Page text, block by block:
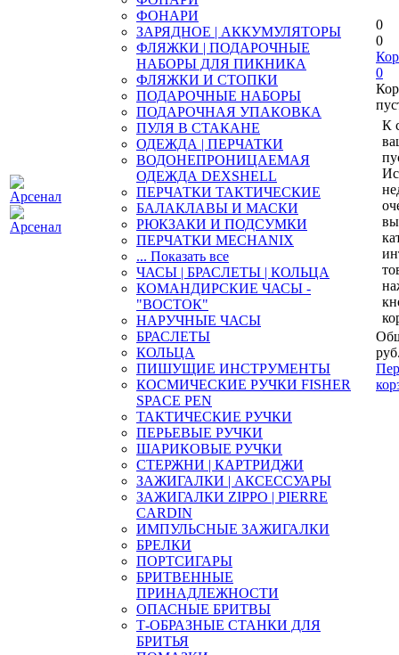
ФОНАРИ
ЗАРЯДНОЕ | АККУМУЛЯТОРЫ
ФЛЯЖКИ | ПОДАРОЧНЫЕ
НАБОРЫ ДЛЯ ПИКНИКА
ФЛЯЖКИ И СТОПКИ
ПОДАРОЧНЫЕ НАБОРЫ
ПОДАРОЧНАЯ УПАКОВКА
ПУЛЯ В СТАКАНЕ
ОДЕЖДА | ПЕРЧАТКИ
ВОДОНЕПРОНИЦАЕМАЯ
ОДЕЖДА DEXSHELL
ПЕРЧАТКИ ТАКТИЧЕСКИЕ
БАЛАКЛАВЫ И МАСКИ
РЮКЗАКИ И ПОДСУМКИ
ПЕРЧАТКИ MECHANIX
... Показать все
ЧАСЫ | БРАСЛЕТЫ | КОЛЬЦА
КОМАНДИРСКИЕ ЧАСЫ -
"ВОСТОК"
НАРУЧНЫЕ ЧАСЫ
БРАСЛЕТЫ
КОЛЬЦА
ПИШУЩИЕ ИНСТРУМЕНТЫ
КОСМИЧЕСКИЕ РУЧКИ FISHER
SPACE PEN
ТАКТИЧЕСКИЕ РУЧКИ
ПЕРЬЕВЫЕ РУЧКИ
ШАРИКОВЫЕ РУЧКИ
СТЕРЖНИ | КАРТРИДЖИ
ЗАЖИГАЛКИ | АКСЕССУАРЫ
ЗАЖИГАЛКИ ZIPPO | PIERRE
CARDIN
ИМПУЛЬСНЫЕ ЗАЖИГАЛКИ
БРЕЛКИ
ПОРТСИГАРЫ
БРИТВЕННЫЕ
ПРИНАДЛЕЖНОСТИ
ОПАСНЫЕ БРИТВЫ
Т-ОБРАЗНЫЕ СТАНКИ ДЛЯ
БРИТЬЯ
0
0
0
К